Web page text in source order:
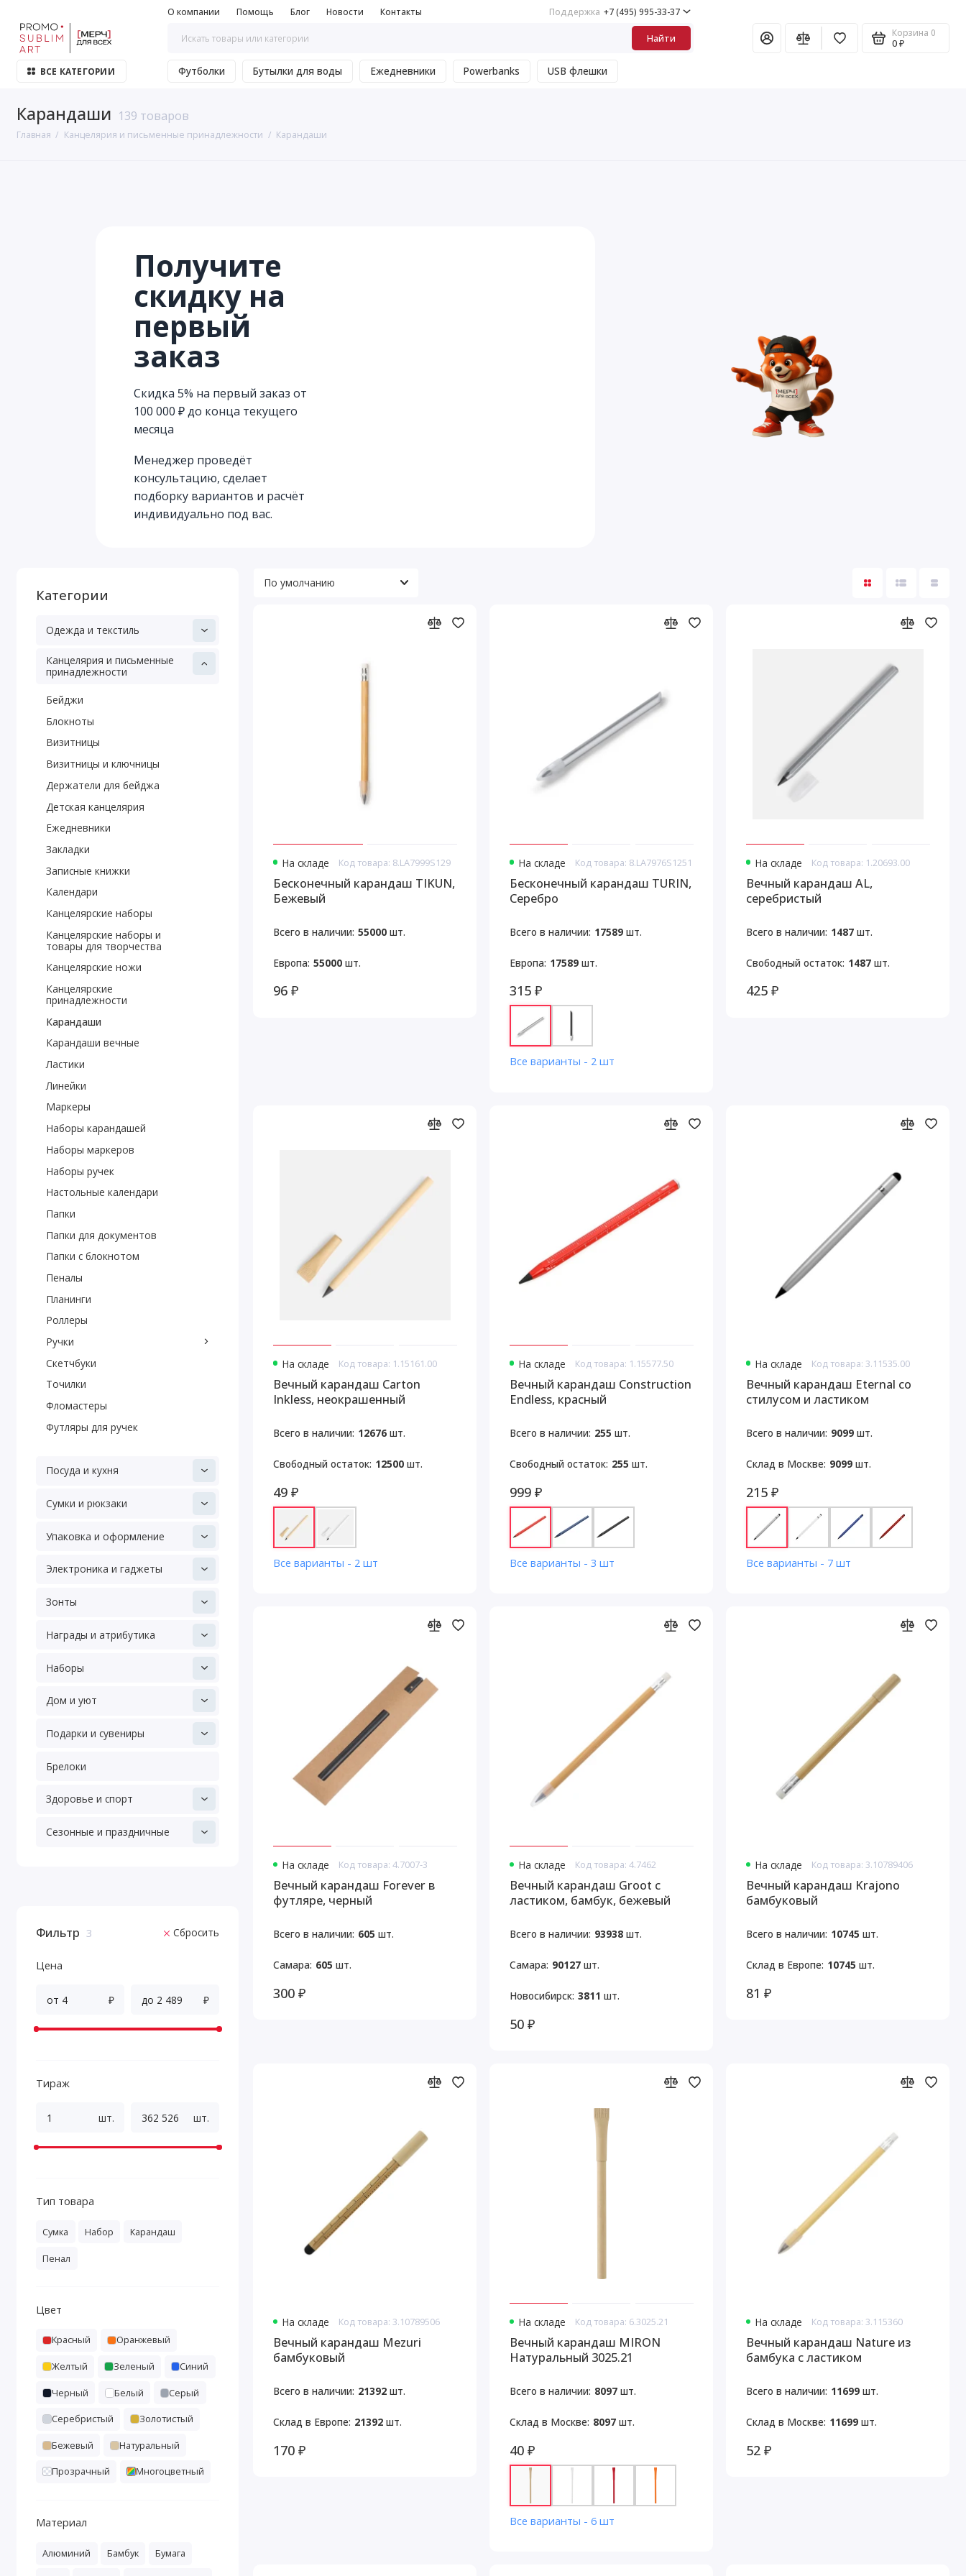
О компании Помощь Блог Новости Контакты Поддержка +7 (495) 995-33-37
Найти Корзина 0
0 ₽
ВСЕ КАТЕГОРИИ Футболки Бутылки для воды Ежедневники Powerbanks USB флешки
Карандаши 139 товаров
Главная Канцелярия и письменные принадлежности Карандаши
Получите
скидку на
первый
заказ
Скидка 5% на первый заказ от
100 000 ₽ до конца текущего
месяца
Менеджер проведёт
консультацию, сделает
подборку вариантов и расчёт
индивидуально под вас.
Категории
Одежда и текстиль
Канцелярия и письменные
принадлежности
Бейджи
Блокноты
Визитницы
Визитницы и ключницы
Держатели для бейджа
Детская канцелярия
Ежедневники
Закладки
Записные книжки
Календари
Канцелярские наборы
Канцелярские наборы и
товары для творчества
Канцелярские ножи
Канцелярские
принадлежности
Карандаши
Карандаши вечные
Ластики
Линейки
Маркеры
Наборы карандашей
Наборы маркеров
Наборы ручек
Настольные календари
Папки
Папки для документов
Папки с блокнотом
Пеналы
Планинги
Роллеры
Ручки
Скетчбуки
Точилки
Фломастеры
Футляры для ручек
Посуда и кухня
Сумки и рюкзаки
Упаковка и оформление
Электроника и гаджеты
Зонты
Награды и атрибутика
Наборы
Дом и уют
Подарки и сувениры
Брелоки
Здоровье и спорт
Сезонные и праздничные
Фильтр 3 Сбросить
Цена
₽ ₽
Тираж
шт. шт.
Тип товара
Сумка Набор Карандаш
Пенал
Цвет
Красный Оранжевый
Желтый Зеленый Синий
Черный Белый Серый
Серебристый Золотистый
Бежевый Натуральный
Прозрачный Многоцветный
Материал
Алюминий Бамбук Бумага
На складе Код товара: 8.LA7999S129
Бесконечный карандаш TIKUN,
Бежевый
Всего в наличии: 55000шт.
Европа: 55000шт.
96 ₽
На складе Код товара: 8.LA7976S1251
Бесконечный карандаш TURIN,
Серебро
Всего в наличии: 17589шт.
Европа: 17589шт.
315 ₽
Все варианты - 2 шт
На складе Код товара: 1.20693.00
Вечный карандаш AL,
серебристый
Всего в наличии: 1487шт.
Свободный остаток: 1487шт.
425 ₽
На складе Код товара: 1.15161.00
Вечный карандаш Carton
Inkless, неокрашенный
Всего в наличии: 12676шт.
Свободный остаток: 12500шт.
49 ₽
Все варианты - 2 шт
На складе Код товара: 1.15577.50
Вечный карандаш Construction
Endless, красный
Всего в наличии: 255 шт.
Свободный остаток: 255 шт.
999 ₽
Все варианты - 3 шт
На складе Код товара: 3.11535.00
Вечный карандаш Eternal со
стилусом и ластиком
Всего в наличии: 9099шт.
Склад в Москве: 9099шт.
215 ₽
Все варианты - 7 шт
На складе Код товара: 4.7007-3
Вечный карандаш Forever в
футляре, черный
Всего в наличии: 605 шт.
Самара: 605 шт.
300 ₽
На складе Код товара: 4.7462
Вечный карандаш Groot с
ластиком, бамбук, бежевый
Всего в наличии: 93938шт.
Самара: 90127шт.
Новосибирск: 3811 шт.
50 ₽
На складе Код товара: 3.10789406
Вечный карандаш Krajono
бамбуковый
Всего в наличии: 10745 шт.
Склад в Европе: 10745 шт.
81 ₽
На складе Код товара: 3.10789506
Вечный карандаш Mezuri
бамбуковый
Всего в наличии: 21392шт.
Склад в Европе: 21392шт.
170 ₽
На складе Код товара: 6.3025.21
Вечный карандаш MIRON
Натуральный 3025.21
Всего в наличии: 8097шт.
Склад в Москве: 8097шт.
40 ₽
Все варианты - 6 шт
На складе Код товара: 3.115360
Вечный карандаш Nature из
бамбука с ластиком
Всего в наличии: 11699шт.
Склад в Москве: 11699шт.
52 ₽